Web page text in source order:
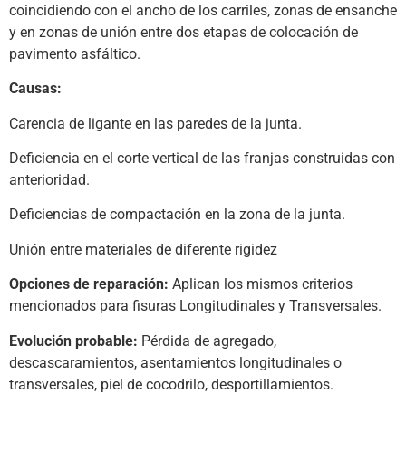
coincidiendo con el ancho de los carriles, zonas de ensanche
y en zonas de unión entre dos etapas de colocación de
pavimento asfáltico.
Causas:
Carencia de ligante en las paredes de la junta.
Deficiencia en el corte vertical de las franjas construidas con
anterioridad.
Deficiencias de compactación en la zona de la junta.
Unión entre materiales de diferente rigidez
Opciones de reparación: Aplican los mismos criterios
mencionados para fisuras Longitudinales y Transversales.
Evolución probable: Pérdida de agregado,
descascaramientos, asentamientos longitudinales o
transversales, piel de cocodrilo, desportillamientos.